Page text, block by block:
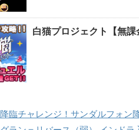
白猫プロジェクト【無
降臨チャレンジ！サンダルフォン